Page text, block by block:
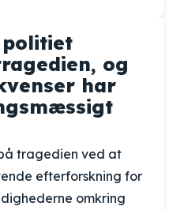
og
har
tragedien ved at
efterforskning for
omkring